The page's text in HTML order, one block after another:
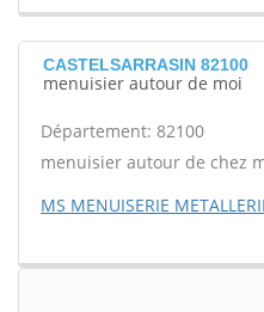
CASTELSARRASIN 82100
menuisier autour de moi
Département: 82100
menuisier autour de chez
MS MENUISERIE